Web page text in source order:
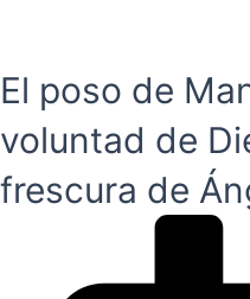
El poso de
voluntad de
frescura de